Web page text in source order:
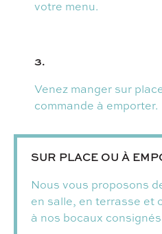
votre menu.
3.
Venez manger sur
commande à emporter.
SUR PLACE OU À
Nous vous proposons
en salle, en terrasse et
à nos bocaux